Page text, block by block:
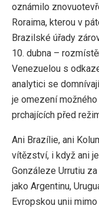
oznámilo
Roraima, kterou v
Brazilské úřady
10. dubna –
Venezuelou s
analytici se
je omezení
prchajících před
Ani Brazílie, ani
vítězství, i když ani
Gonzáleze Urrutiu
jako Argentinu,
Evropskou unii mimo